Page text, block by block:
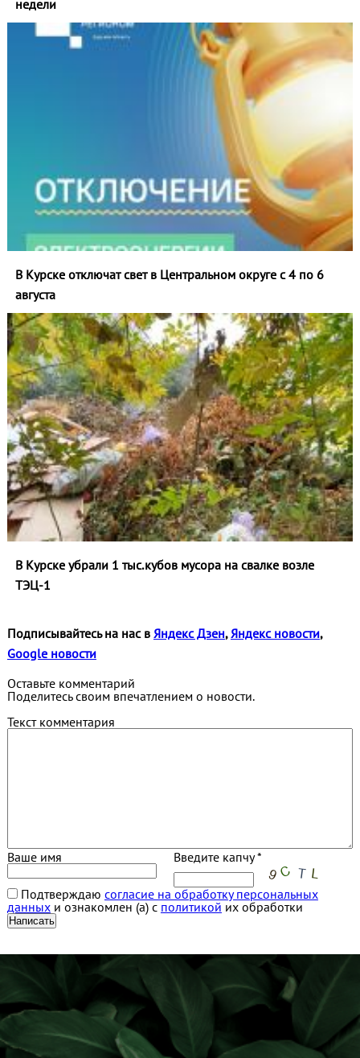
недели
В Курске отключат свет в Центральном округе с 4 по 6
августа
В Курске убрали 1 тыс.кубов мусора на свалке возле
ТЭЦ-1
Подписывайтесь на нас в Яндекс Дзен, Яндекс новости,
Google новости
Оставьте комментарий
Поделитесь своим впечатлением о новости.
Текст комментария
Ваше имя Введите капчу *
Подтверждаю согласие на обработку персональных
данныхи ознакомлен (а) с политикой их обработки